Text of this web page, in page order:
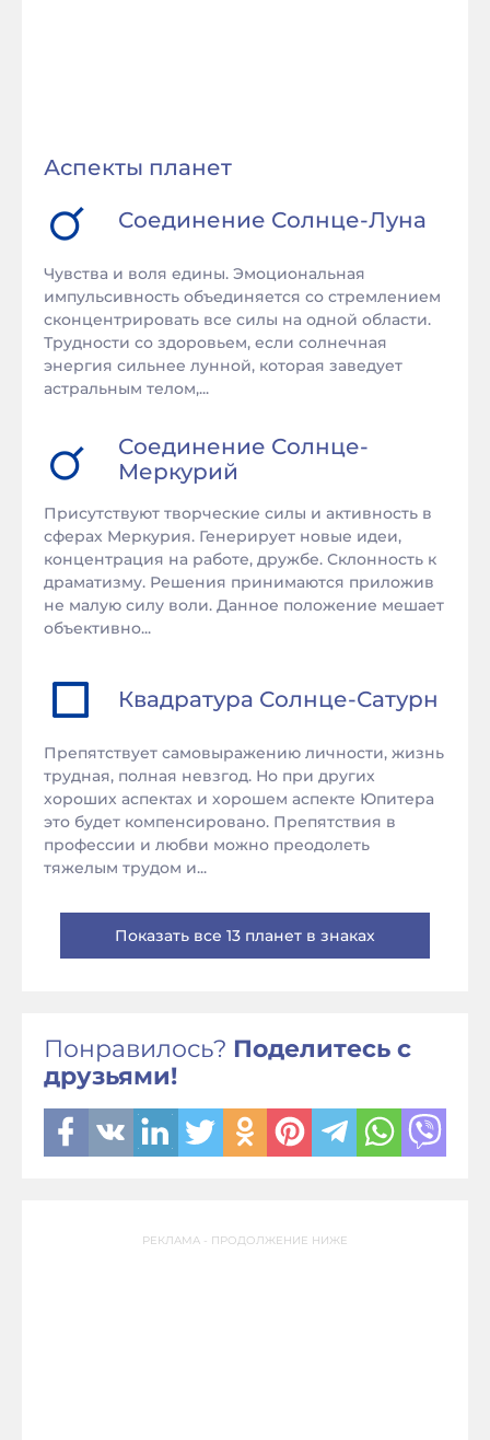
Аспекты планет
Соединение Солнце-Луна
Чувства и воля едины. Эмоциональная
импульсивность объединяется со стремлением
сконцентрировать все силы на одной области.
Трудности со здоровьем, если солнечная
энергия сильнее лунной, которая заведует
астральным телом,...
Соединение Солнце-
Меркурий
Присутствуют творческие силы и активность в
сферах Меркурия. Генерирует новые идеи,
концентрация на работе, дружбе. Склонность к
драматизму. Решения принимаются приложив
не малую силу воли. Данное положение мешает
объективно...
Квадратура Солнце-Сатурн
Препятствует самовыражению личности, жизнь
трудная, полная невзгод. Но при других
хороших аспектах и хорошем аспекте Юпитера
это будет компенсировано. Препятствия в
профессии и любви можно преодолеть
тяжелым трудом и...
Показать все 13 планет в знаках
Понравилось? Поделитесь с
друзьями!
РЕКЛАМА - ПРОДОЛЖЕНИЕ НИЖЕ